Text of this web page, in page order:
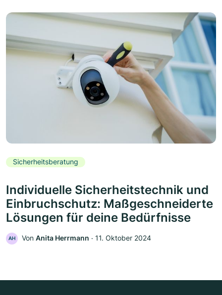
Sicherheitsberatung
Individuelle Sicherheitstechnik und
Einbruchschutz: Maßgeschneiderte
Lösungen für deine Bedürfnisse
AH Von Anita Herrmann ‧ 11. Oktober 2024